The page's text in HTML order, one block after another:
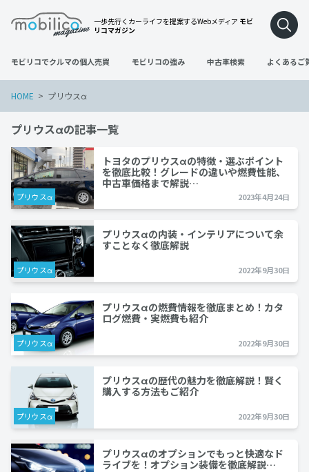
一歩先行くカーライフを提案するWebメディア モビ
リコマガジン
モビリコでクルマの個人売買 モビリコの強み 中古車検索 よくあるご
HOME プリウスα
プリウスαの記事一覧
プリウスα
トヨタのプリウスαの特徴・選ぶポイント
を徹底比較！グレードの違いや燃費性能、
中古車価格まで解説…
2023年4月24日
プリウスα
プリウスαの内装・インテリアについて余
すことなく徹底解説
2022年9月30日
プリウスα
プリウスαの燃費情報を徹底まとめ！カタ
ログ燃費・実燃費も紹介
2022年9月30日
プリウスα
プリウスαの歴代の魅力を徹底解説！賢く
購入する方法もご紹介
2022年9月30日
プリウスαのオプションでもっと快適なド
ライブを！オプション装備を徹底解説…